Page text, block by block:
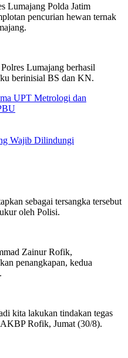
Lumajang Polda Jatim
pencurian hewan ternak
Lumajang berhasil
berinisial BS dan KN.
UPT Metrologi dan
Wajib Dilindungi
sebagai tersangka tersebut
oleh Polisi.
Zainur Rofik,
penangkapan, kedua
kita lakukan tindakan tegas
Rofik, Jumat (30/8).